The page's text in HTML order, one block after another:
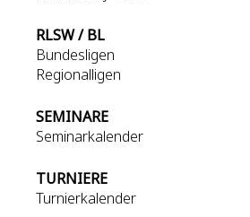
RLSW / BL
Bundesligen
Regionalligen
SEMINARE
Seminarkalender
TURNIERE
Turnierkalender